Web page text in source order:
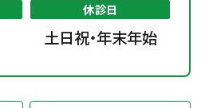
休診日
土日祝・年末年始